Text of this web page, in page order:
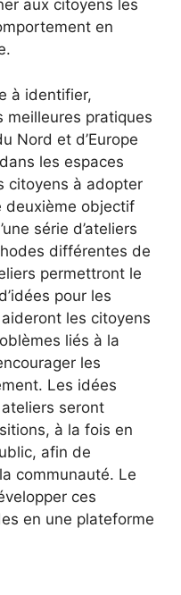
aux citoyens les
en
à identifier,
meilleures pratiques
Nord et d’Europe
les espaces
citoyens à adopter
deuxième objectif
série d’ateliers
différentes de
permettront le
pour les
les citoyens
liés à la
les
Les idées
seront
à la fois en
afin de
communauté. Le
ces
en une plateforme